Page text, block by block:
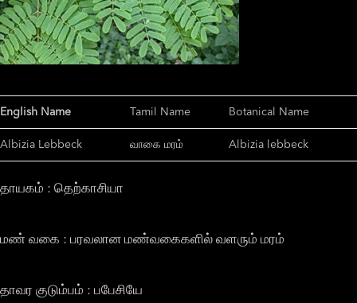
English Name Tamil Name Botanical Name
Albizia Lebbeck வாகை மரம் Albizia lebbeck
தாயகம் : தெற்காசியா
மண் வகை : பரவலான மண்வகைகளில் வளரும் மரம்
தாவர குடும்பம் : பபேசியே